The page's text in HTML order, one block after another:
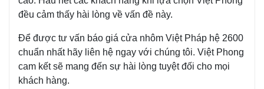
đều cảm thấy hài lòng về vấn đề này.
Để được tư vấn báo giá cửa nhôm Việt Pháp hệ 2600
chuẩn nhất hãy liên hệ ngay với chúng tôi. Việt Phong
cam kết sẽ mang đến sự hài lòng tuyệt đối cho mọi
khách hàng.